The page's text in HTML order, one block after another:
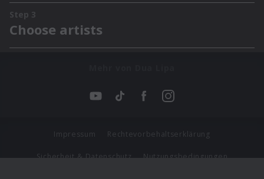
Impressum Rechtevorbehaltserklärung
Sicherheit & Datenschutz Nutzungsbedingungen